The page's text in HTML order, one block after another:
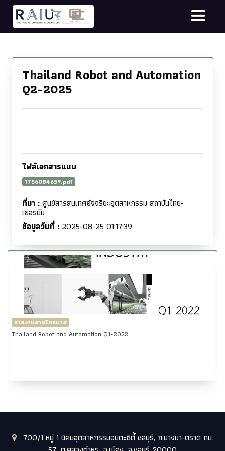
Thailand Robot and Automation
Q2-2025
ไฟล์เอกสารแนบ
1756084659.pdf
ที่มา : ศูนย์สารสนเทศอัจฉริยะอุตสาหกรรม สถาบันไทย-
เยอรมัน
ข้อมูลวันที่ : 2025-08-25 01:17:39
รายงานรายไตรมาส
Thailand Robot and Automation Q1-2022
700/1 หมู่ 1 นิคมอุตสาหกรรมอมตะซิตี้ ชลบุรี, ถ.บางนา-ตราด กม.